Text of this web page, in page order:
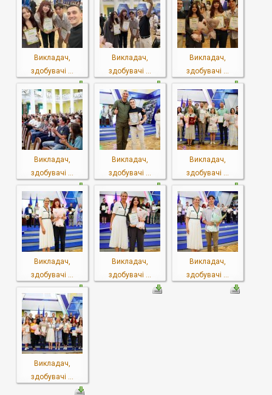
Викладач,
здобувачі ...
Викладач,
здобувачі ...
Викладач,
здобувачі ...
Викладач,
здобувачі ...
Викладач,
здобувачі ...
Викладач,
здобувачі ...
Викладач,
здобувачі ...
Викладач,
здобувачі ...
Викладач,
здобувачі ...
Викладач,
здобувачі ...